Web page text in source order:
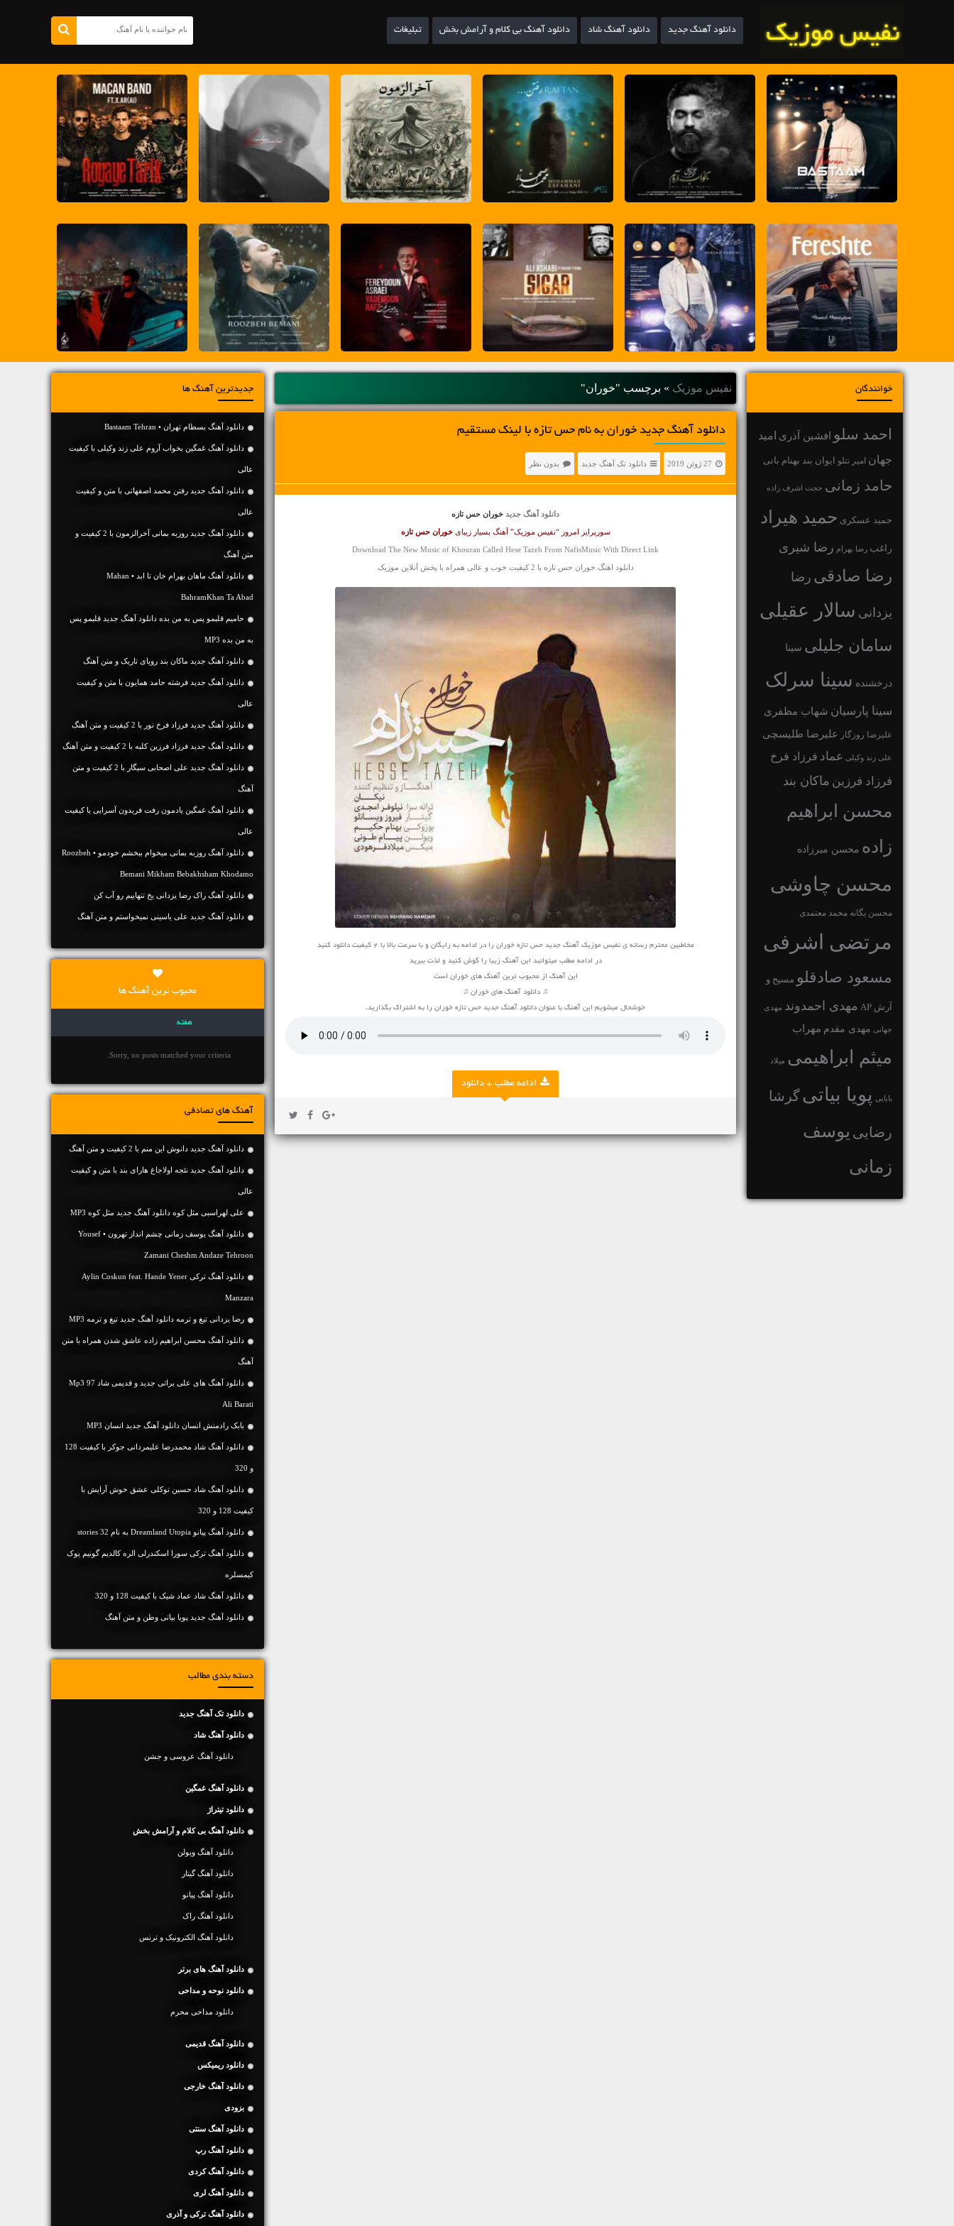
دانلود آهنگ جدید دانلود آهنگ شاد دانلود آهنگ بی کلام و آرامش بخش تبلیغات
خوانندگان
احمد سلو افشین آذری امید
جهان امیر تتلو ایوان بند بهنام بانی
حامد زمانی حجت اشرف زاده
حمید عسکری حمید هیراد
راغب رضا بهرام رضا شیری
رضا صادقی رضا
یزدانی سالار عقیلی
سامان جلیلی سینا
درخشنده سینا سرلک
سینا پارسیان شهاب مظفری
علیرضا روزگار علیرضا طلیسچی
علی زند وکیلی عماد فرزاد فرخ
فرزاد فرزین ماکان بند
محسن ابراهیم
زاده محسن میرزاده
محسن چاوشی
محسن یگانه محمد معتمدی
مرتضی اشرفی
مسعود صادقلو مسیح و
آرش AP مهدی احمدوند مهدی
جهانی مهدی مقدم مهراب
میثم ابراهیمی میلاد
بابایی پویا بیاتیگرشا
رضایی یوسف
زمانی
نفیس موزیک » برچسب "خوران"
دانلود آهنگ جديد خوران به نام حس تازه با لینک مستقیم
27 ژوئن 2019 دانلود تک آهنگ جدید بدون نظر
دانلود آهنگ جدید خوران حس تازه
سورپرایز امروز “نفیس موزیک” آهنگ بسیار زیبایخوران حس تازه
Download The New Music of Khouran Called Hese Tazeh From NafisMusic With Direct Link
دانلود اهنگ خوران حس تازه با 2 کیفیت خوب و عالی همراه با پخش آنلاین موزیک
مخاطبین محترم رسانه ی نفیس موزیک آهنگ جدید حس تازه خوران را در ادامه به رایگان و با سرعت بالا با 2 کیفیت دانلود کنید
در ادامه مطلب میتوانید این آهنگ زیبا را گوش کنید و لذت ببرید
این آهنگ از محبوب ترین آهنگ های خوران است
♫ دانلود آهنگ های خوران ♫
خوشحال میشویم این آهنگ با عنوان دانلود آهنگ جدید حس تازه خوران را به اشتراک بگذارید.
ادامه مطلب + دانلود
جدیدترین آهنگ ها
دانلود آهنگ بسطام تهران • Bastaam Tehran
دانلود آهنگ غمگین بخواب آروم علی زند وکیلی با کیفیت
عالی
دانلود آهنگ جديد رفتن محمد اصفهانی با متن و کیفیت
عالی
دانلود آهنگ جديد روزبه بمانی آخرالزمون با 2 کیفیت و
متن آهنگ
دانلود آهنگ ماهان بهرام خان تا ابد • Mahan
BahramKhan Ta Abad
حامیم قلبمو پس به من بده دانلود آهنگ جدید قلبمو پس
به من بده MP3
دانلود آهنگ جديد ماکان بند رویای تاریک و متن آهنگ
دانلود آهنگ جديد فرشته حامد همایون با متن و کیفیت
عالی
دانلود آهنگ جديد فرزاد فرخ نور با 2 کیفیت و متن آهنگ
دانلود آهنگ جديد فرزاد فرزین کلبه با 2 کیفیت و متن آهنگ
دانلود آهنگ جديد علی اصحابی سیگار با 2 کیفیت و متن
آهنگ
دانلود آهنگ غمگین یادمون رفت فریدون آسرایی با کیفیت
عالی
دانلود آهنگ روزبه بمانی میخوام ببخشم خودمو • Roozbeh
Bemani Mikham Bebakhsham Khodamo
دانلود آهنگ راک رضا یزدانی یخ تنهاییم رو آب کن
دانلود آهنگ جديد علی یاسینی نمیخواستم و متن آهنگ
محبوب ترین آهنگ ها
هفته
Sorry, no posts matched your criteria.
آهنگ های تصادفی
دانلود آهنگ جديد دانوش این منم با 2 کیفیت و متن آهنگ
دانلود آهنگ جديد نئجه اولاجاغ هارای بند با متن و کیفیت
عالی
علی لهراسبی مثل کوه دانلود آهنگ جدید مثل کوه MP3
دانلود آهنگ یوسف زمانی چشم انداز تهرون • Yousef
Zamani Cheshm Andaze Tehroon
دانلود آهنگ ترکی Aylin Coskun feat. Hande Yener
Manzara
رضا یزدانی تیغ و ترمه دانلود آهنگ جدید تیغ و ترمه MP3
دانلود آهنگ محسن ابراهیم زاده عاشق شدن همراه با متن
آهنگ
دانلود آهنگ های علی براتی جدید و قدیمی شاد Mp3 97
Ali Barati
بابک رادمنش انسان دانلود آهنگ جدید انسان MP3
دانلود آهنگ شاد محمدرضا علیمردانی جوکر با کیفیت 128
و 320
دانلود آهنگ شاد حسین توکلی عشق خوش آرایش با
کیفیت 128 و 320
دانلود آهنگ پیانو Dreamland Utopia به نام 32 stories
دانلود آهنگ ترکی سورا اسکندرلی الره کالدیم گونیم یوک
کیمسلره
دانلود آهنگ شاد عماد شیک با کیفیت 128 و 320
دانلود آهنگ جديد پویا بیاتی وطن و متن آهنگ
دسته بندی مطالب
دانلود تک آهنگ جدید
دانلود آهنگ شاد
دانلود آهنگ عروسی و جشن
دانلود آهنگ غمگین
دانلود تیتراژ
دانلود آهنگ بی کلام و آرامش بخش
دانلود آهنگ ویولن
دانلود آهنگ گیتار
دانلود آهنگ پیانو
دانلود آهنگ راک
دانلود آهنگ الکترونیک و ترنس
دانلود آهنگ های برتر
دانلود نوحه و مداحی
دانلود مداحی محرم
دانلود آهنگ قدیمی
دانلود ریمیکس
دانلود آهنگ خارجی
بزودی
دانلود آهنگ سنتی
دانلود آهنگ رپ
دانلود آهنگ کردی
دانلود آهنگ لری
دانلود آهنگ ترکی و آذری